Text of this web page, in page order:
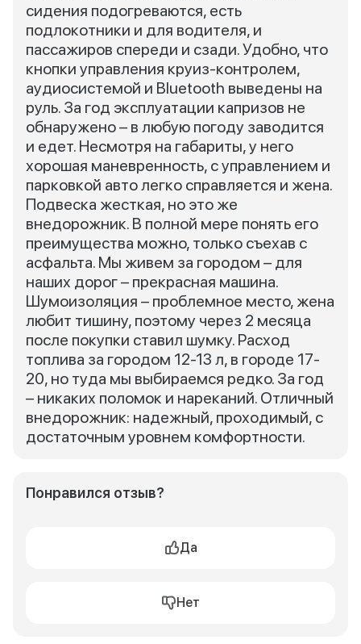
сидения подогреваются, есть
подлокотники и для водителя, и
пассажиров спереди и сзади. Удобно, что
кнопки управления круиз-контролем,
аудиосистемой и Bluetooth выведены на
руль. За год эксплуатации капризов не
обнаружено – в любую погоду заводится
и едет. Несмотря на габариты, у него
хорошая маневренность, с управлением и
парковкой авто легко справляется и жена.
Подвеска жесткая, но это же
внедорожник. В полной мере понять его
преимущества можно, только съехав с
асфальта. Мы живем за городом – для
наших дорог – прекрасная машина.
Шумоизоляция – проблемное место, жена
любит тишину, поэтому через 2 месяца
после покупки ставил шумку. Расход
топлива за городом 12-13 л, в городе 17-
20, но туда мы выбираемся редко. За год
– никаких поломок и нареканий. Отличный
внедорожник: надежный, проходимый, с
достаточным уровнем комфортности.
Понравился отзыв?
Да
Нет